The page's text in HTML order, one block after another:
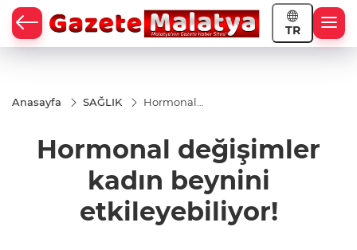
TR
Anasayfa SAĞLIK
Hormonal
etkileyebiliyor!
Hormonal değişimler
kadın beynini
etkileyebiliyor!